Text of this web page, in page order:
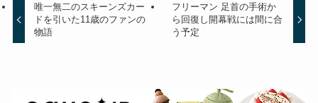
唯一無二のスキーンズカー
ドを引いた11歳のファンの
物語
フリーマン 足首の手術か
ら回復し開幕戦には間に合
う予定